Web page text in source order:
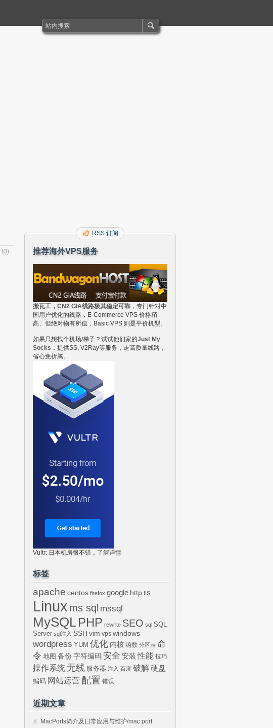
(0)
RSS 订阅
推荐海外VPS服务
搬瓦工，CN2 GIA线路极其稳定可靠 ，专门针对中
国用户优化的线路，E-Commerce VPS 价格稍
高、但绝对物有所值，Basic VPS 则是平价机型。
如果只想找个机场/梯子？试试他们家的Just My
Socks ，提供SS, V2Ray等服务，走高质量线路，
省心免折腾。
Vultr: 日本机房很不错， 了解详情
标签
apache centos firefox google http IIS
Linux ms sql mssql
MySQLPHP rewrite SEO sql SQL
Server sql注入 SSH vim vps windows
wordpress YUM 优化 内核 函数 分区表 命
令 地图 备份 字符编码 安全 安装 性能 技巧
操作系统 无线 服务器 注入 百度 破解硬盘
编码 网站运营 配置 错误
近期文章
MacPorts简介及日常应用与维护/mac port